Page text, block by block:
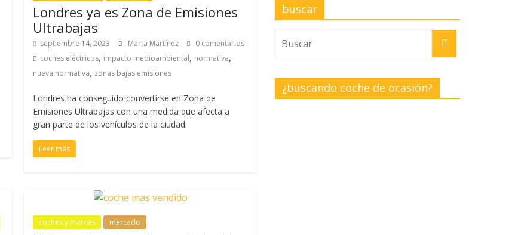
Londres ya es Zona de Emisiones
Ultrabajas
septiembre 14, 2023 Marta Martínez
0 comentarios
coches eléctricos, impacto medioambiental, normativa,
nueva normativa, zonas bajas emisiones
Londres ha conseguido convertirse en Zona de
Emisiones Ultrabajas con una medida que afecta a
gran parte de los vehículos de la ciudad.
Leer más
coches y marcas mercado
buscar
¿buscando coche de ocasión?